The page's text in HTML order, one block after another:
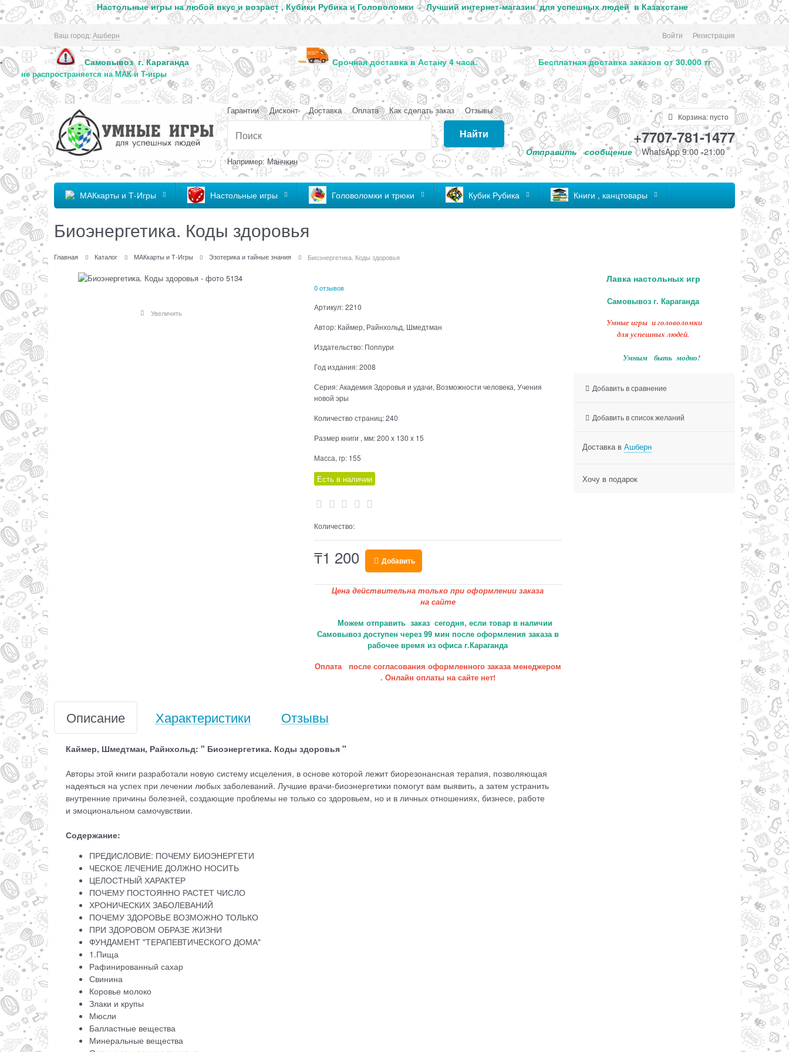
Настольные игры на любой вкус и возраст , Кубики Рубика и Головоломки - Лучший интернет-магазин для успешных людей в Казахстане
Ваш город:Ашберн Войти Регистрация
- Самовывоз г. Караганда Срочная доставка в Астану 4 часа. Бесплатная доставка заказов от 30.000 тг
не распространяется на МАК и Т-игры
Гарантии Дисконт Доставка Оплата Как сделать заказ Отзывы
Найти
Например: Манчкин
Корзина:пусто
+7707-781-1477
Отправить сообщениеWhatsApp 9:00 -21:00
МАКкарты и Т-Игры Настольные игры Головоломки и трюки Кубик Рубика Книги , канцтовары
Биоэнергетика. Коды здоровья
Главная Каталог МАКкарты и Т-Игры Эзотерика и тайные знания Биоэнергетика. Коды здоровья
Увеличить
0 отзывов
Артикул: 2210
Автор: Каймер, Райнхольд, Шмедтман
Издательство: Поппури
Год издания:2008
Серия:Академия Здоровья и удачи, Возможности человека, Учения
новой эры
Количество страниц:240
Размер книги , мм:200 x 130 x 15
Масса, гр: 155
Есть в наличии
Количество:
₸1 200 Добавить
Цена действительна только при оформлении заказа
на сайте
Можем отправить заказ сегодня, если товар в наличии
Самовывоз доступен через 99 мин после оформления заказа в
рабочее время из офиса г.Караганда
Оплата после согласования оформленного заказа менеджером
. Онлайн оплаты на сайте нет!
Описание Характеристики Отзывы
Каймер, Шмедтман, Райнхольд: " Биоэнергетика. Коды здоровья "
Авторы этой книги разработали новую систему исцеления, в основе которой лежит биорезонансная терапия, позволяющая
надеяться на успех при лечении любых заболеваний. Лучшие врачи-биоэнергетики помогут вам выявить, а затем устранить
внутренние причины болезней, создающие проблемы не только со здоровьем, но и в личных отношениях, бизнесе, работе
и эмоциональном самочувствии.
Содержание:
ПРЕДИСЛОВИЕ: ПОЧЕМУ БИОЭНЕРГЕТИ
ЧЕСКОЕ ЛЕЧЕНИЕ ДОЛЖНО НОСИТЬ
ЦЕЛОСТНЫЙ ХАРАКТЕР
ПОЧЕМУ ПОСТОЯННО РАСТЕТ ЧИСЛО
ХРОНИЧЕСКИХ ЗАБОЛЕВАНИЙ
ПОЧЕМУ ЗДОРОВЬЕ ВОЗМОЖНО ТОЛЬКО
ПРИ ЗДОРОВОМ ОБРАЗЕ ЖИЗНИ
ФУНДАМЕНТ "ТЕРАПЕВТИЧЕСКОГО ДОМА"
1.Пища
Рафинированный сахар
Свинина
Коровье молоко
Злаки и крупы
Мюсли
Балластные вещества
Минеральные вещества
Лавка настольных игр
Самовывоз г. Караганда
Умные игры и головоломки
для успешных людей.
Умным быть модно!
Добавить в сравнение
Добавить в список желаний
Доставка в Ашберн
Хочу в подарок